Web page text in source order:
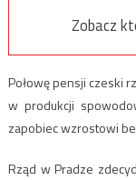
Zobacz
Połowę pensji czeski
w produkcji
zapobiec wzrostowi
Rząd w Pradze